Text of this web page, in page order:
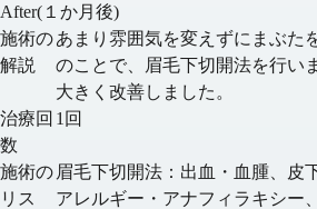
After(１か月後)
施術の
解説
あまり雰囲気を変えずにまぶた
のことで、眉毛下切開法を行い
大きく改善しました。
治療回
数
1回
施術の
リス
眉毛下切開法：出血・血腫、皮
アレルギー・アナフィラキシー